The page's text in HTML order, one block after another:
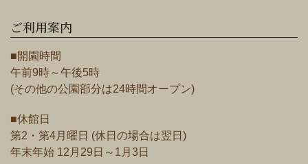
ご利用案内
■開園時間
午前9時～午後5時
(その他の公園部分は24時間オープン)
■休館日
第2・第4月曜日 (休日の場合は翌日)
年末年始 12月29日～1月3日